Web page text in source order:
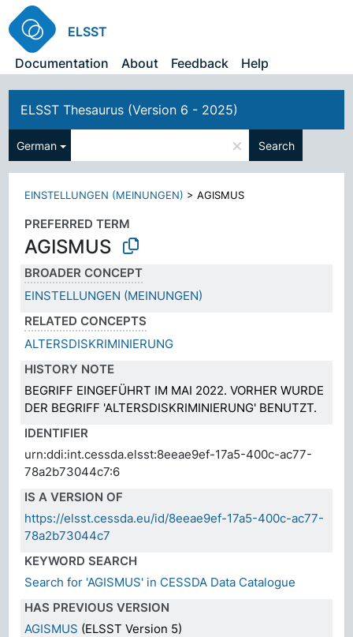
ELSST
Documentation
About Feedback Help
ELSST Thesaurus (Version 6 - 2025)
German × Search
EINSTELLUNGEN (MEINUNGEN) >AGISMUS
PREFERRED TERM
AGISMUS
BROADER CONCEPT
EINSTELLUNGEN (MEINUNGEN)
RELATED CONCEPTS
ALTERSDISKRIMINIERUNG
HISTORY NOTE
BEGRIFF EINGEFÜHRT IM MAI 2022. VORHER WURDE
DER BEGRIFF 'ALTERSDISKRIMINIERUNG' BENUTZT.
IDENTIFIER
urn:ddi:int.cessda.elsst:8eeae9ef-17a5-400c-ac77-
78a2b73044c7:6
IS A VERSION OF
https://elsst.cessda.eu/id/8eeae9ef-17a5-400c-ac77-
78a2b73044c7
KEYWORD SEARCH
Search for 'AGISMUS' in CESSDA Data Catalogue
HAS PREVIOUS VERSION
AGISMUS (ELSST Version 5)